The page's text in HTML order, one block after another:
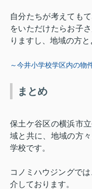
自分たちが考えても
をいただけたらお子
りますし、地域の方
～今井小学校学区内の物
まとめ
保土ケ谷区の横浜市
域と共に、地域の方
学校です。
コノミハウジングでは
介しております。